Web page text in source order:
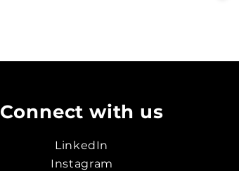
Connect with us
LinkedIn
Instagram